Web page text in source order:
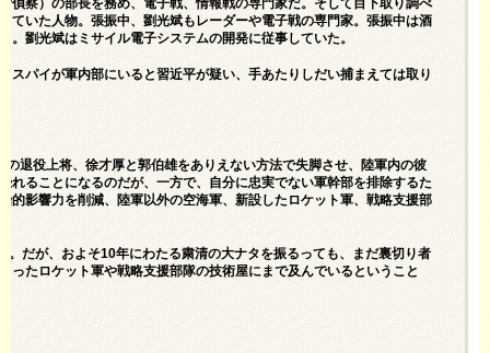
偵察）の部長を務め、電子戦、情報戦の専門家だ。そして目下取り調べ
ていた人物。張振中、劉光斌もレーダーや電子戦の専門家。張振中は酒
劉光斌はミサイル電子システムの開発に従事していた。
スパイが軍内部にいると習近平が疑い、手あたりしだい捕まえては取り
退役上将、徐才厚と郭伯雄をありえない方法で失脚させ、陸軍内の彼
れることになるのだが、一方で、自分に忠実でない軍幹部を排除するた
的影響力を削減、陸軍以外の空海軍、新設したロケット軍、戦略支援部
だが、およそ10年にわたる粛清の大ナタを振るっても、まだ裏切り者
ったロケット軍や戦略支援部隊の技術屋にまで及んでいるということ